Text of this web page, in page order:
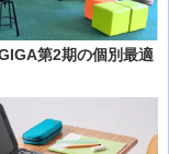
GIGA第2期の個別最適